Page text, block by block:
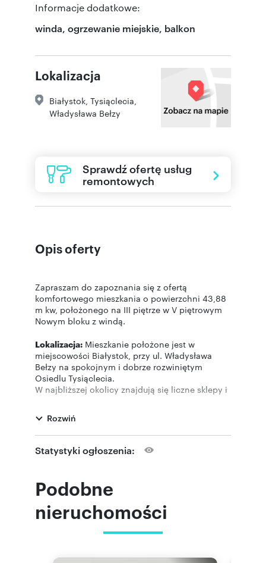
Informacje dodatkowe:
winda, ogrzewanie miejskie, balkon
Lokalizacja
Białystok Tysiąclecia
Władysława Bełzy
Sprawdź ofertę usług
remontowych
Opis oferty
Zapraszam do zapoznania się z ofertą
komfortowego mieszkania o powierzchni 43,88
m kw, położonego na III piętrze w V piętrowym
Nowym bloku z windą.
Lokalizacja: Mieszkanie położone jest w
miejscowości Białystok, przy ul. Władysława
Bełzy na spokojnym i dobrze rozwiniętym
Osiedlu Tysiąclecia.
W najbliższej okolicy znajdują się liczne sklepy i
życia. Osiedle Tysiąclecia jest również dobrze
skomunikowane z innymi częściami
Białegostoku, dzięki rozwiniętej sieci
komunikacji miejskiej.
Standard:
Mieszkanie w bardzo dobrym
standardzie, jasne, zadbane, nowocześnie
umeblowane.
salon z wyjściem na balkon, aneks kuchenny,
Rozwiń
Statystyki ogłoszenia:
Podobne
nieruchomości